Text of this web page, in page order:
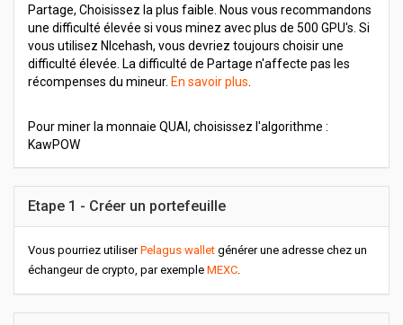
Partage, Choisissez la plus faible. Nous vous recommandons
une difficulté élevée si vous minez avec plus de 500 GPU's. Si
vous utilisez NIcehash, vous devriez toujours choisir une
difficulté élevée. La difficulté de Partage n'affecte pas les
récompenses du mineur. En savoir plus
Pour miner la monnaie QUAI, choisissez l'algorithme :
KawPOW
Etape 1 - Créer un portefeuille
Vous pourriez utiliserPelagus wallet générer une adresse chez un
échangeur de crypto, par exemple MEXC.